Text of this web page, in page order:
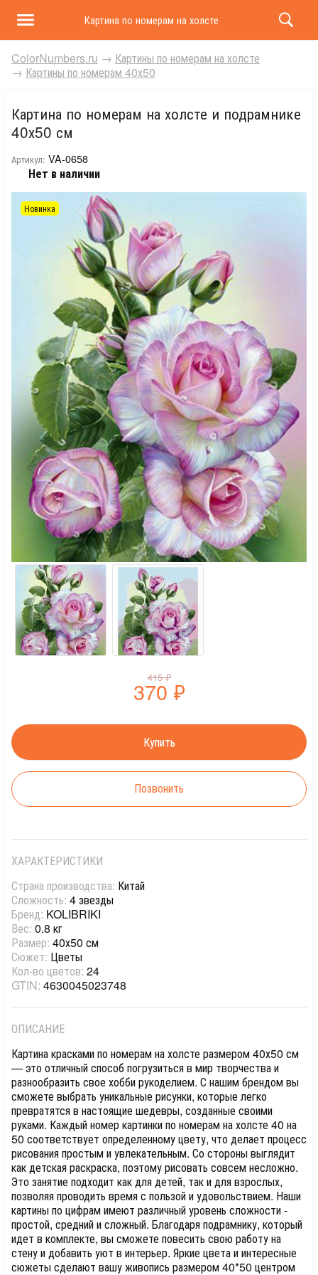
Картина по номерам на холсте и подрамнике 40х50
ColorNumbers.ru → Картины по номерам на холсте
→ Картины по номерам 40х50
Картина по номерам на холсте и подрамнике
40х50 см
Артикул: VA-0658
Нет в наличии
Новинка
415₽
370 ₽
Позвонить
ХАРАКТЕРИСТИКИ
Страна производства: Китай
Сложность: 4 звезды
Бренд: KOLIBRIKI
Вес: 0.8 кг
Размер: 40х50 см
Сюжет: Цветы
Кол-во цветов: 24
GTIN: 4630045023748
ОПИСАНИЕ
Картина красками по номерам на холсте размером 40х50 см
— это отличный способ погрузиться в мир творчества и
разнообразить свое хобби рукоделием. С нашим брендом вы
сможете выбрать уникальные рисунки, которые легко
превратятся в настоящие шедевры, созданные своими
руками. Каждый номер картинки по номерам на холсте 40 на
50 соответствует определенному цвету, что делает процесс
рисования простым и увлекательным. Со стороны выглядит
как детская раскраска, поэтому рисовать совсем несложно.
Это занятие подходит как для детей, так и для взрослых,
позволяя проводить время с пользой и удовольствием. Наши
картины по цифрам имеют различный уровень сложности -
простой, средний и сложный. Благодаря подрамнику, который
идет в комплекте, вы сможете повесить свою работу на
стену и добавить уют в интерьер. Яркие цвета и интересные
сюжеты сделают вашу живопись размером 40*50 центром